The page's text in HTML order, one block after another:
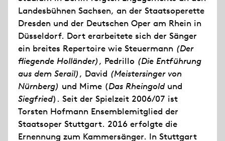
Landesbühnen Sachsen, an der Staatsoperette
Dresden und der Deutschen Oper am Rhein in
Düsseldorf. Dort erarbeitete sich der Sänger
ein breites Repertoire wie Steuermann (Der
fliegende Holländer), Pedrillo (Die Entführung
aus dem Serail), David (Meistersinger von
Nürnberg) und Mime (Das Rheingoldund
Siegfried). Seit der Spielzeit 2006/07 ist
Torsten Hofmann Ensemblemitglied der
Staatsoper Stuttgart. 2016 erfolgte die
Ernennung zum Kammersänger. In Stuttgart